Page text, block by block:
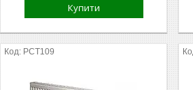
Купити
РСТ109